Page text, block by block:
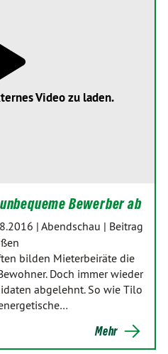
Bewerber ab
| Abendschau | Beitrag
bilden Mieterbeiräte die
Doch immer wieder
abgelehnt. So wie Tilo
Mehr
Video zu laden.